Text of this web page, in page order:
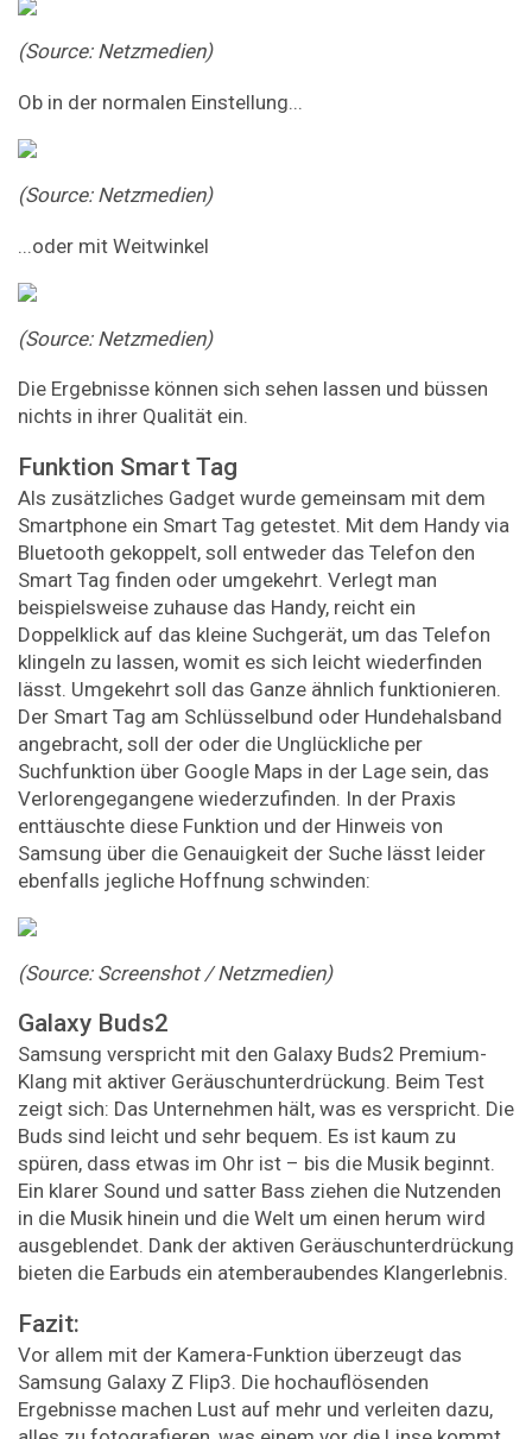
(Source: Netzmedien)
Ob in der normalen Einstellung...
(Source: Netzmedien)
...oder mit Weitwinkel
(Source: Netzmedien)
Die Ergebnisse können sich sehen lassen und büssen
nichts in ihrer Qualität ein.
Funktion Smart Tag
Als zusätzliches Gadget wurde gemeinsam mit dem
Smartphone ein Smart Tag getestet. Mit dem Handy via
Bluetooth gekoppelt, soll entweder das Telefon den
Smart Tag finden oder umgekehrt. Verlegt man
beispielsweise zuhause das Handy, reicht ein
Doppelklick auf das kleine Suchgerät, um das Telefon
klingeln zu lassen, womit es sich leicht wiederfinden
lässt. Umgekehrt soll das Ganze ähnlich funktionieren.
Der Smart Tag am Schlüsselbund oder Hundehalsband
angebracht, soll der oder die Unglückliche per
Suchfunktion über Google Maps in der Lage sein, das
Verlorengegangene wiederzufinden. In der Praxis
enttäuschte diese Funktion und der Hinweis von
Samsung über die Genauigkeit der Suche lässt leider
ebenfalls jegliche Hoffnung schwinden:
(Source: Screenshot / Netzmedien)
Galaxy Buds2
Samsung verspricht mit den Galaxy Buds2 Premium-
Klang mit aktiver Geräuschunterdrückung. Beim Test
zeigt sich: Das Unternehmen hält, was es verspricht. Die
Buds sind leicht und sehr bequem. Es ist kaum zu
spüren, dass etwas im Ohr ist – bis die Musik beginnt.
Ein klarer Sound und satter Bass ziehen die Nutzenden
in die Musik hinein und die Welt um einen herum wird
ausgeblendet. Dank der aktiven Geräuschunterdrückung
bieten die Earbuds ein atemberaubendes Klangerlebnis.
Fazit:
Vor allem mit der Kamera-Funktion überzeugt das
Samsung Galaxy Z Flip3. Die hochauflösenden
Ergebnisse machen Lust auf mehr und verleiten dazu,